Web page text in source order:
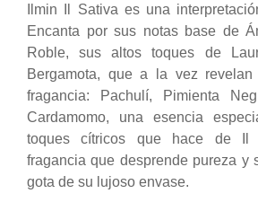
Ilmin Il Sativa es una
Encanta por sus notas base de
Roble, sus altos toques de
Bergamota, que a la vez
fragancia: Pachulí, Pimienta
Cardamomo, una esencia
toques cítricos que hace de Il
fragancia que desprende pureza y
gota de su lujoso envase.